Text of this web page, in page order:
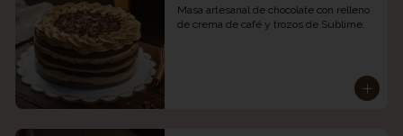
Masa artesanal de chocolate con relleno
de crema de café y trozos de Sublime.